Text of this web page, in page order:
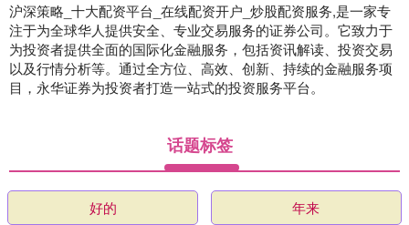
沪深策略_十大配资平台_在线配资开户_炒股配资服务,是一家专
注于为全球华人提供安全、专业交易服务的证券公司。它致力于
为投资者提供全面的国际化金融服务，包括资讯解读、投资交易
以及行情分析等。通过全方位、高效、创新、持续的金融服务项
目，永华证券为投资者打造一站式的投资服务平台。
话题标签
好的 年来